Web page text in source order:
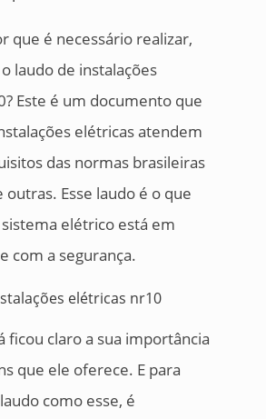
que é necessário realizar,
laudo de instalações
Este é um documento que
elétricas atendem
das normas brasileiras
outras. Esse laudo é o que
elétrico está em
com a segurança.
ficou claro a sua importância
que ele oferece. E para
como esse, é